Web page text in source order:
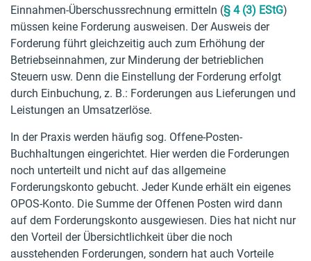
Einnahmen-Überschussrechnung ermitteln (§ 4 (3) EStG)
müssen keine Forderung ausweisen. Der Ausweis der
Forderung führt gleichzeitig auch zum Erhöhung der
Betriebseinnahmen, zur Minderung der betrieblichen
Steuern usw. Denn die Einstellung der Forderung erfolgt
durch Einbuchung, z. B.: Forderungen aus Lieferungen und
Leistungen an Umsatzerlöse.
In der Praxis werden häufig sog. Offene-Posten-
Buchhaltungen eingerichtet. Hier werden die Forderungen
noch unterteilt und nicht auf das allgemeine
Forderungskonto gebucht. Jeder Kunde erhält ein eigenes
OPOS-Konto. Die Summe der Offenen Posten wird dann
auf dem Forderungskonto ausgewiesen. Dies hat nicht nur
den Vorteil der Übersichtlichkeit über die noch
ausstehenden Forderungen, sondern hat auch Vorteile